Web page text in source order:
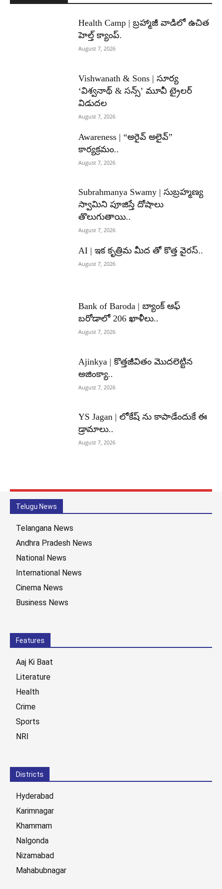
Health Camp | బ్రహ్మాజీ వాడిలో ఉచిత
హెల్త్ క్యాంప్.
August 7, 2026
Vishwanath & Sons | సూర్య
‘విశ్వనాథ్ & సన్స్’ మూవీ ట్రైలర్
విడుదల
August 7, 2026
Awareness | “అరైవ్ అలైవ్”
కార్యక్రమం..
August 7, 2026
Subrahmanya Swamy | సుబ్రహ్మణ్య
స్వామిని పూజిస్తే దోషాలు
తొలుగుతాయి..
August 7, 2026
AI | ఇక కృత్రిమ మీద తో కొత్త వైరస్..
August 7, 2026
Bank of Baroda | బ్యాంక్‌ ఆఫ్‌
బరోడాలో 206 ఖాళీలు..
August 7, 2026
Ajinkya | కొత్తజీవితం మొదలెట్టిన
అజింక్యా..
August 7, 2026
YS Jagan | లోకేష్ ను కాపాడేందుకే ఈ
డ్రామాలు..
August 7, 2026
Telugu News
Telangana News
Andhra Pradesh News
National News
International News
Cinema News
Business News
Features
Aaj Ki Baat
Literature
Health
Crime
Sports
NRI
Districts
Hyderabad
Karimnagar
Khammam
Nalgonda
Nizamabad
Mahabubnagar